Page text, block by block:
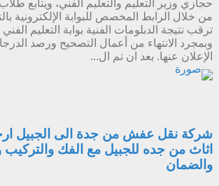
حجازي وزير التعليم والتعليم الفني، ويتابع
من خلال الرابط المخصص للبوابة الإلكترونية
ترقب نتيجة الدبلومات الفنية بوابة التعليم
وبمجرد الانتهاء من أعمال التصحيح ورصد
الإعلان عنها. بعد ان تم ال...
شركة نقل عفش من جدة الى الجبيل
اثاث من جده للجبيل مع الفك والتركيب
والضمان